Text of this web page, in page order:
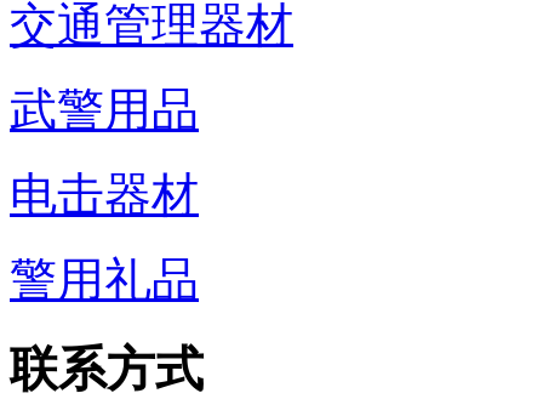
交通管理器材
武警用品
电击器材
警用礼品
联系方式